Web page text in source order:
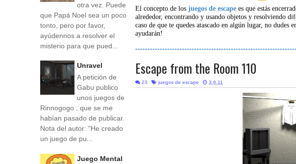
El concepto de losjuegos de escape es que estás
alrededor, encontrando y usando objetos y resolviendo
caso de que te quedes atascado en algún lugar, no
ayudarán!
Escape from the Room 110
23 juegos de escape 3.6.11
otra vez. Puede
que Papá Noel sea un poco
tonto, pero por favor,
ayúdennos a resolver el
misterio para que pued...
Unravel
A petición de
Gabu publico
unos juegos de
Rinnogogo , que se me
habían pasado de publicar.
Nota del autor: "He creado
un juego de pu...
Juego Mental